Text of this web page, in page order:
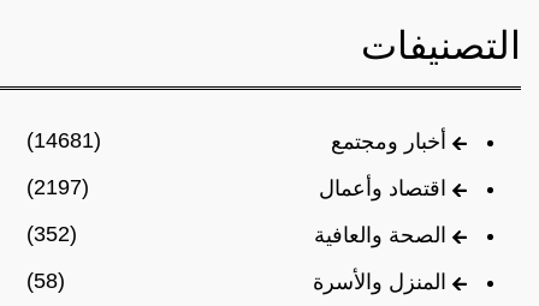
التصنيفات
أخبار ومجتمع
(14681)
اقتصاد وأعمال
(2197)
الصحة والعافية
(352)
المنزل والأسرة
(58)